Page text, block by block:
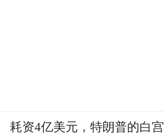
耗资4亿美元，特朗普的白宫